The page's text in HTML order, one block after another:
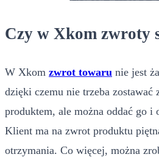
Czy w Xkom zwroty
W Xkom zwrot towaru nie jest
dzięki czemu nie trzeba zostawać
produktem, ale można oddać go i
Klient ma na zwrot produktu
otrzymania. Co więcej, można